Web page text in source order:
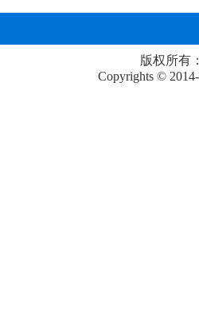
版权所有
Copyrights © 2014-